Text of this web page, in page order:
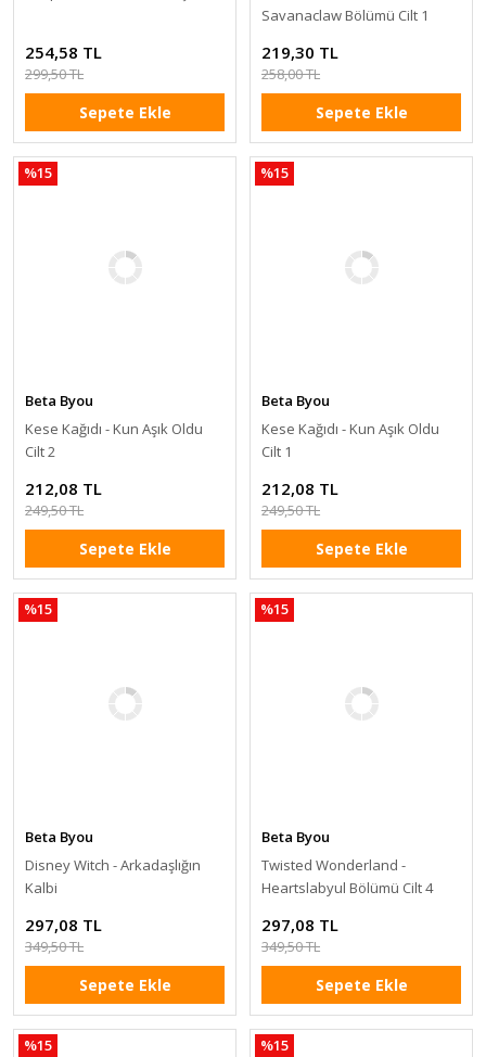
254,58 TL
299,50 TL
Sepete Ekle
Savanaclaw Bölümü Cilt 1
219,30 TL
258,00 TL
Sepete Ekle
%15
Beta Byou
Kese Kağıdı - Kun Aşık Oldu
Cilt 2
212,08 TL
249,50 TL
Sepete Ekle
%15
Beta Byou
Kese Kağıdı - Kun Aşık Oldu
Cilt 1
212,08 TL
249,50 TL
Sepete Ekle
%15
Beta Byou
Disney Witch - Arkadaşlığın
Kalbi
297,08 TL
349,50 TL
Sepete Ekle
%15
Beta Byou
Twisted Wonderland -
Heartslabyul Bölümü Cilt 4
297,08 TL
349,50 TL
Sepete Ekle
%15 %15